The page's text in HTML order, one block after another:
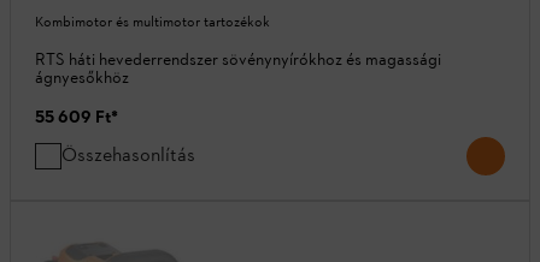
Kombimotor és multimotor tartozékok
RTS háti hevederrendszer sövénynyírókhoz és magassági
ágnyesőkhöz
55 609 Ft*
Összehasonlítás